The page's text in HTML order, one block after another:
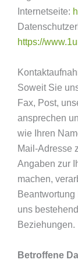
Internetseite:
https://
Soweit Sie
Fax, Post,
ansprechen
wie Ihren
Mail-Adresse
Angaben zur
machen,
uns
Beziehungen.
Betroffene